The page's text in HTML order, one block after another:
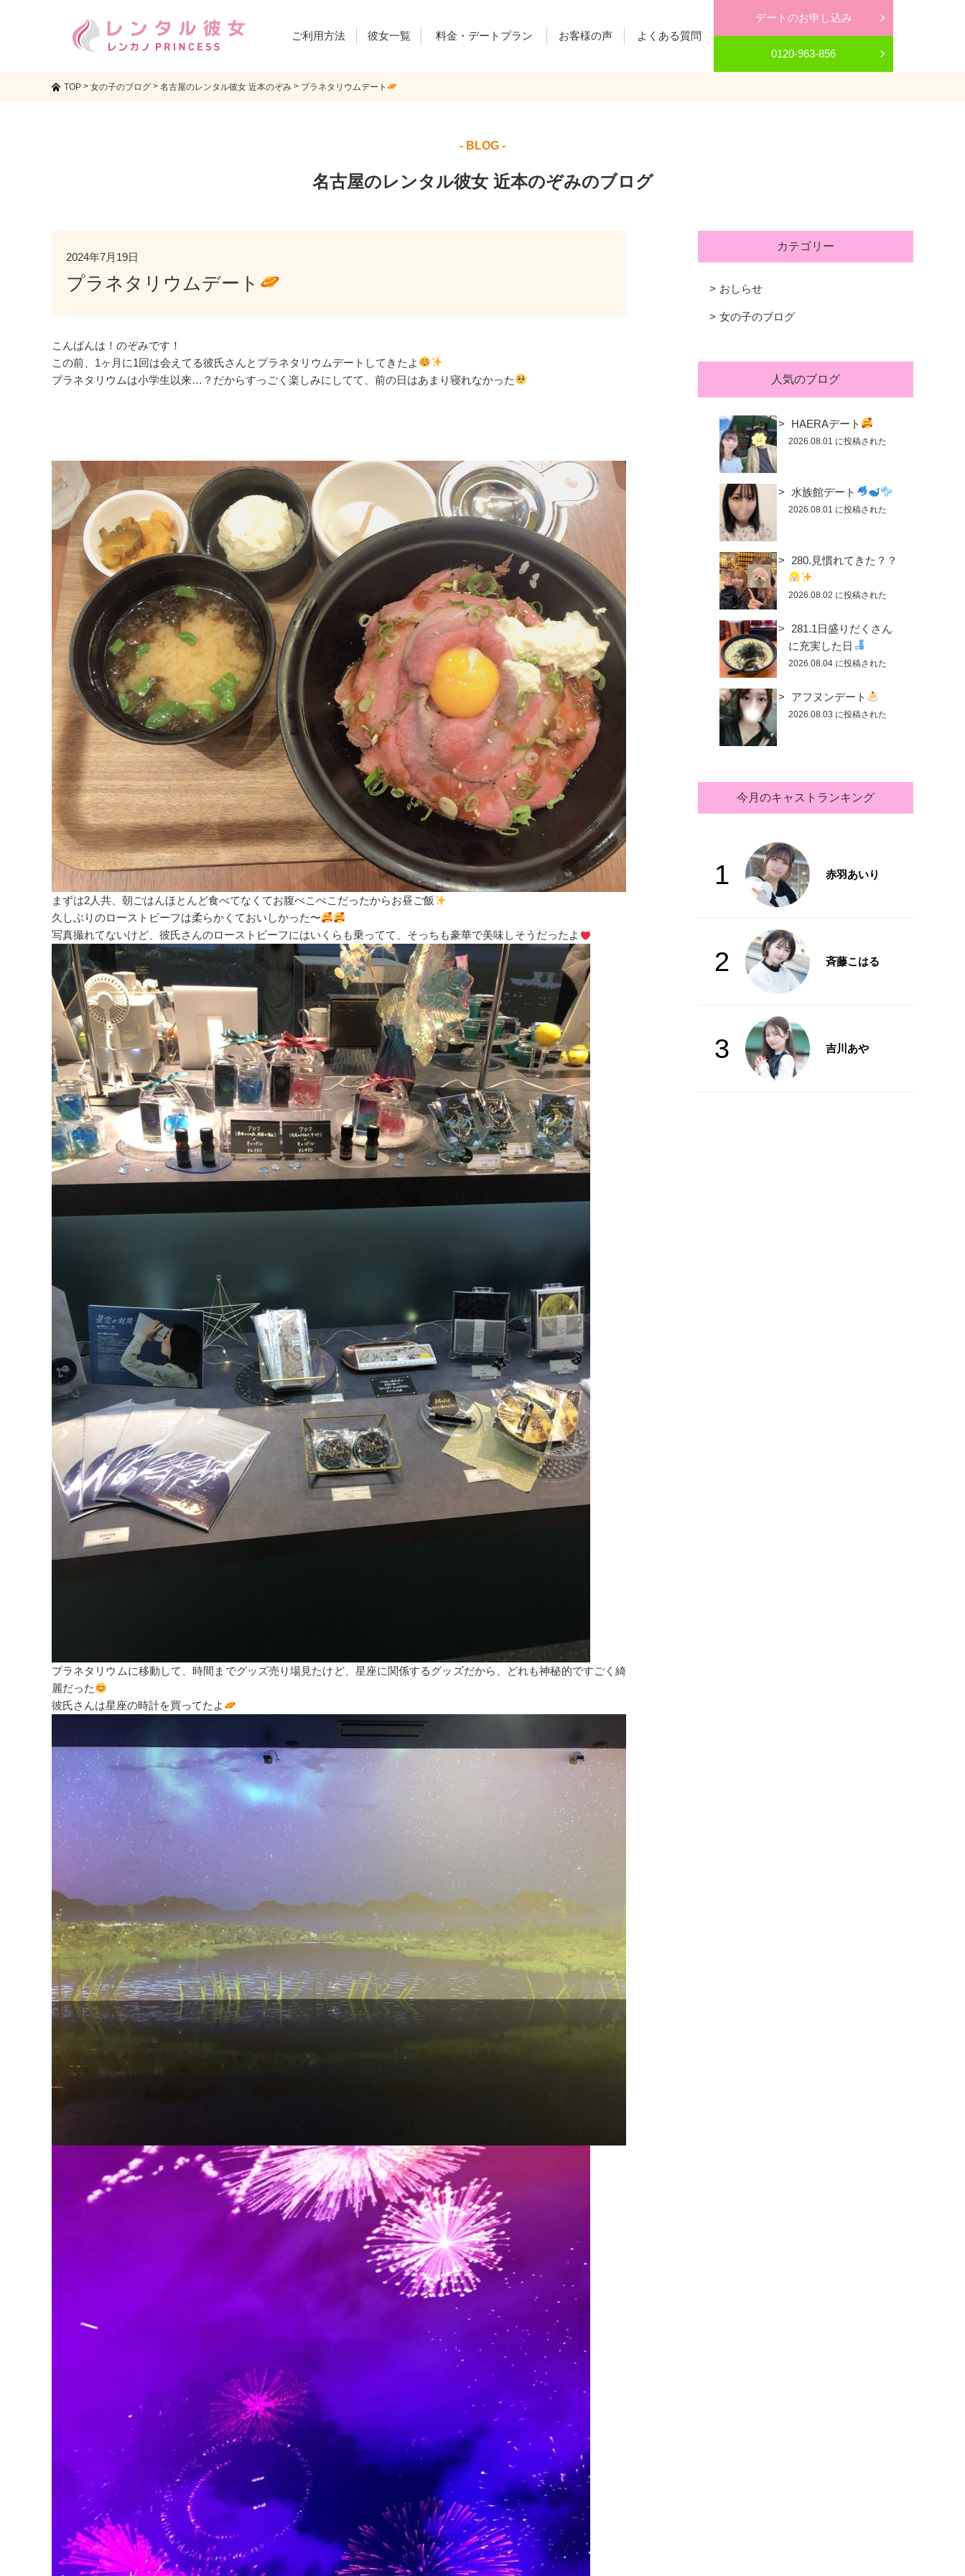
ご利用方法 彼女一覧 料金・デートプラン お客様の声 よくある質問
デートのお申し込み
0120-963-856
TOP > 女の子のブログ > 名古屋のレンタル彼女 近本のぞみ > プラネタリウムデート
- BLOG -
名古屋のレンタル彼女 近本のぞみのブログ
2024年7月19日
プラネタリウムデート
こんばんは！のぞみです！
この前、1ヶ月に1回は会えてる彼氏さんとプラネタリウムデートしてきたよ
プラネタリウムは小学生以来…？だからすっごく楽しみにしてて、前の日はあまり寝れなかった
まずは2人共、朝ごはんほとんど食べてなくてお腹ぺこぺこだったからお昼ご飯
久しぶりのローストビーフは柔らかくておいしかった〜
写真撮れてないけど、彼氏さんのローストビーフにはいくらも乗ってて、そっちも豪華で美味しそうだったよ
プラネタリウムに移動して、時間までグッズ売り場見たけど、星座に関係するグッズだから、どれも神秘的ですごく綺
麗だった
彼氏さんは星座の時計を買ってたよ
カテゴリー
おしらせ
女の子のブログ
人気のブログ
HAERAデート
2026.08.01 に投稿された
水族館デート
2026.08.01 に投稿された
280.見慣れてきた？？
2026.08.02 に投稿された
281.1日盛りだくさん
に充実した日
2026.08.04 に投稿された
アフヌンデート
2026.08.03 に投稿された
今月のキャストランキング
1 赤羽あいり
2 斉藤こはる
3 吉川あや